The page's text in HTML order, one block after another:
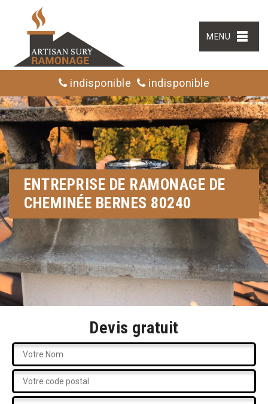
MENU
indisponible indisponible
ENTREPRISE DE RAMONAGE DE
CHEMINÉE BERNES 80240
Devis gratuit